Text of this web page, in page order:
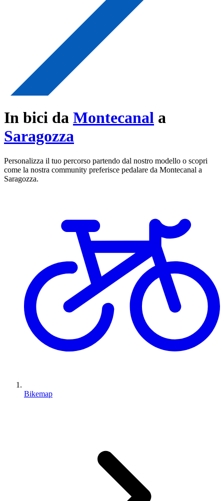
In bici da Montecanal a
Saragozza
Personalizza il tuo percorso partendo dal nostro modello o scopri
come la nostra community preferisce pedalare da Montecanal a
Saragozza.
Bikemap